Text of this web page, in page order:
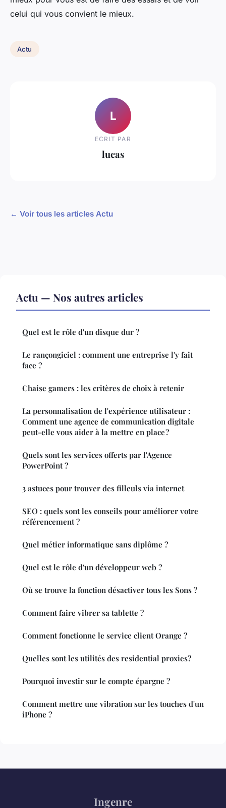
celui qui vous convient le mieux.
Actu
L
ECRIT PAR
lucas
← Voir tous les articles Actu
Actu — Nos autres articles
Quel est le rôle d'un disque dur ?
Le rançongiciel : comment une entreprise l'y fait
face ?
Chaise gamers : les critères de choix à retenir
La personnalisation de l'expérience utilisateur :
Comment une agence de communication digitale
peut-elle vous aider à la mettre en place ?
Quels sont les services offerts par l'Agence
PowerPoint ?
3 astuces pour trouver des filleuls via internet
SEO : quels sont les conseils pour améliorer votre
référencement ?
Quel métier informatique sans diplôme ?
Quel est le rôle d'un développeur web ?
Où se trouve la fonction désactiver tous les Sons ?
Comment faire vibrer sa tablette ?
Comment fonctionne le service client Orange ?
Quelles sont les utilités des residential proxies?
Pourquoi investir sur le compte épargne ?
Comment mettre une vibration sur les touches d'un
iPhone ?
Ingenre